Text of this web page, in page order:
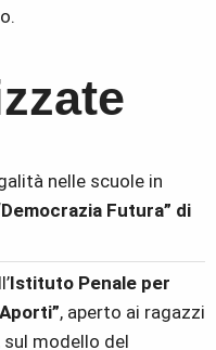
nelle scuole in
Democrazia Futura” di
Istituto Penale per
, aperto ai ragazzi
modello del